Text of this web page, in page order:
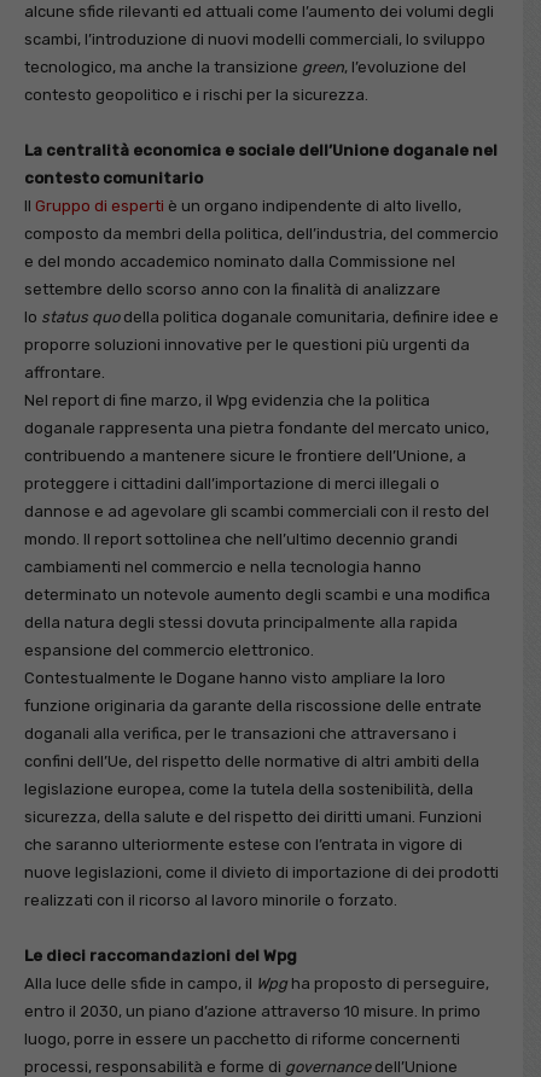
alcune sfide rilevanti ed attuali come l’aumento dei volumi degli
scambi, l’introduzione di nuovi modelli commerciali, lo sviluppo
tecnologico, ma anche la transizione green, l’evoluzione del
contesto geopolitico e i rischi per la sicurezza.
La centralità economica e sociale dell’Unione doganale nel
contesto comunitario
Il Gruppo di esperti è un organo indipendente di alto livello,
composto da membri della politica, dell’industria, del commercio
e del mondo accademico nominato dalla Commissione nel
settembre dello scorso anno con la finalità di analizzare
lo status quodella politica doganale comunitaria, definire idee e
proporre soluzioni innovative per le questioni più urgenti da
affrontare.
Nel report di fine marzo, il Wpg evidenzia che la politica
doganale rappresenta una pietra fondante del mercato unico,
contribuendo a mantenere sicure le frontiere dell’Unione, a
proteggere i cittadini dall’importazione di merci illegali o
dannose e ad agevolare gli scambi commerciali con il resto del
mondo. Il report sottolinea che nell’ultimo decennio grandi
cambiamenti nel commercio e nella tecnologia hanno
determinato un notevole aumento degli scambi e una modifica
della natura degli stessi dovuta principalmente alla rapida
espansione del commercio elettronico.
Contestualmente le Dogane hanno visto ampliare la loro
funzione originaria da garante della riscossione delle entrate
doganali alla verifica, per le transazioni che attraversano i
confini dell’Ue, del rispetto delle normative di altri ambiti della
legislazione europea, come la tutela della sostenibilità, della
sicurezza, della salute e del rispetto dei diritti umani. Funzioni
che saranno ulteriormente estese con l’entrata in vigore di
nuove legislazioni, come il divieto di importazione di dei prodotti
realizzati con il ricorso al lavoro minorile o forzato.
Le dieci raccomandazioni del Wpg
Alla luce delle sfide in campo, il Wpg ha proposto di perseguire,
entro il 2030, un piano d’azione attraverso 10 misure. In primo
luogo, porre in essere un pacchetto di riforme concernenti
processi, responsabilità e forme di governancedell’Unione